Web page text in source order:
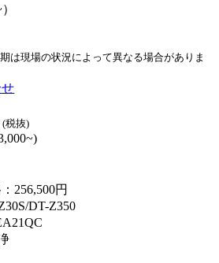
は現場の状況によって異なる場合がありま
(税抜)
256,500円
DT-Z350